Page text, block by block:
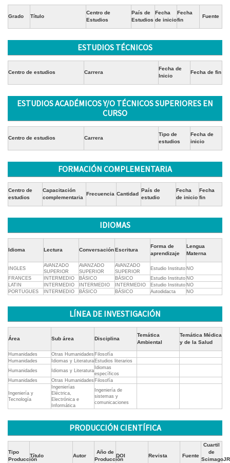
Grado Título
Centro de
Estudios
País de
Estudios
Fecha
de inicio
Fecha
fin
Fuente
ESTUDIOS TÉCNICOS
Centro de estudios Carrera
Fecha de
Inicio
Fecha de fin
ESTUDIOS ACADÉMICOS Y/O TÉCNICOS SUPERIORES EN
CURSO
Centro de estudios Carrera
Tipo de
estudios
Fecha de
inicio
FORMACIÓN COMPLEMENTARIA
Centro de
estudios
Capacitación
complementaria
Frecuencia Cantidad
País de
estudio
Fecha
de inicio
Fecha
fin
IDIOMAS
Idioma Lectura ConversaciónEscritura
Forma de
aprendizaje
Lengua
Materna
INGLES
AVANZADO
SUPERIOR
AVANZADO
SUPERIOR
AVANZADO
SUPERIOR
Estudio Instituto NO
FRANCES
INTERMEDIO BÁSICO BÁSICO Estudio Instituto NO
LATIN
INTERMEDIO INTERMEDIO INTERMEDIO Estudio Instituto NO
PORTUGUES
INTERMEDIO BÁSICO BÁSICO Autodidacta NO
LÍNEA DE INVESTIGACIÓN
Área Sub área Disciplina
Temática
Ambiental
Temática Médica
y de la Salud
Humanidades Otras Humanidades Filosofía
Humanidades
Idiomas y Literatura Estudios literarios
Humanidades
Idiomas y Literatura
Idiomas
específicos
Humanidades
Otras Humanidades Filosofía
Ingeniería y
Tecnología
Ingenierías
Eléctrica,
Electrónica e
Informática
Ingeniería de
sistemas y
comunicaciones
PRODUCCIÓN CIENTÍFICA
Tipo
Producción
Título Autor
Año de
Producción
DOI Revista Fuente
Cuartil
de
ScimagoJR